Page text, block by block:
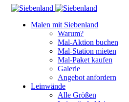
Malen mit Siebenland
Warum?
Mal-Aktion buchen
Mal-Station mieten
Mal-Paket kaufen
Galerie
Angebot anfordern
Leinwände
Alle Größen